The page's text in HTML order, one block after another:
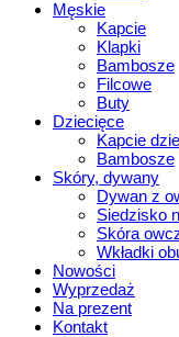
Męskie
Kapcie
Klapki
Bambosze
Filcowe
Buty
Dziecięce
Kapcie
Bambosze
Skóry, dywany
Dywan z
Siedzisko
Skóra
Wkładki
Nowości
Wyprzedaż
Na prezent
Kontakt